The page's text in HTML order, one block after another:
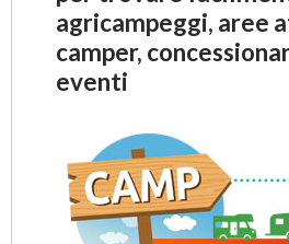
agricampeggi, aree
camper,
eventi